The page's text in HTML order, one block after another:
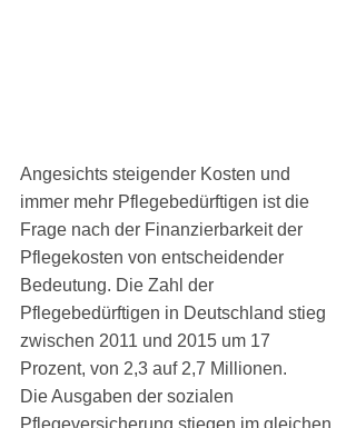
Angesichts steigender Kosten und
immer mehr Pflegebedürftigen ist die
Frage nach der Finanzierbarkeit der
Pflegekosten von entscheidender
Bedeutung. Die Zahl der
Pflegebedürftigen in Deutschland stieg
zwischen 2011 und 2015 um 17
Prozent, von 2,3 auf 2,7 Millionen.
Die Ausgaben der sozialen